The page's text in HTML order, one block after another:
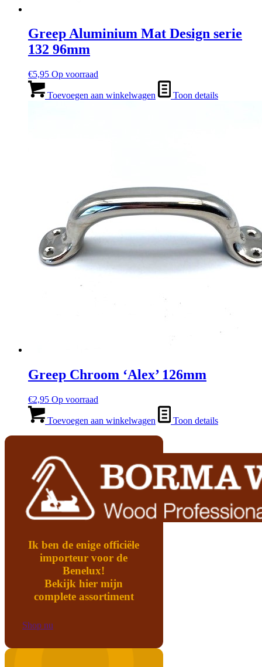
Greep Aluminium Mat Design serie
132 96mm
€5,95 Op voorraad
Toevoegen aan winkelwagen Toon details
Greep Chroom ‘Alex’ 126mm
€2,95 Op voorraad
Toevoegen aan winkelwagen Toon details
Ik ben de enige officiële
importeur voor de
Benelux!
Bekijk hier mijn
complete assortiment
Shop nu